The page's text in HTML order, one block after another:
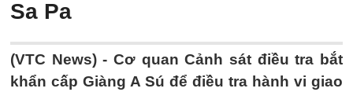
Sa Pa
(VTC News) - Cơ quan Cảnh sát điều tra bắt
khẩn cấp Giàng A Sú để điều tra hành vi giao